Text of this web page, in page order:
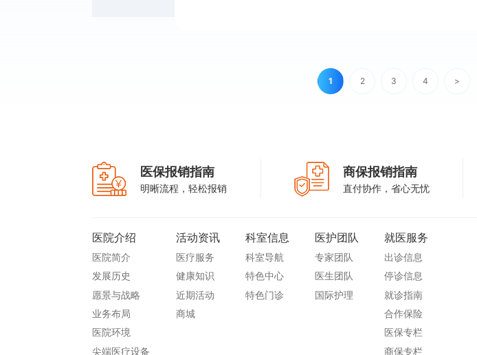
1 2 3 4 >
医保报销指南
明晰流程，轻松报销
商保报销指南
直付协作，省心无忧
医院介绍
医院简介
发展历史
愿景与战略
业务布局
医院环境
尖端医疗设备
活动资讯
医疗服务
健康知识
近期活动
商城
科室信息
科室导航
特色中心
特色门诊
医护团队
专家团队
医生团队
国际护理
就医服务
出诊信息
停诊信息
就诊指南
合作保险
医保专栏
商保专栏